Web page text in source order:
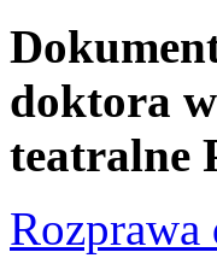
doktora
teatralne
Rozprawa